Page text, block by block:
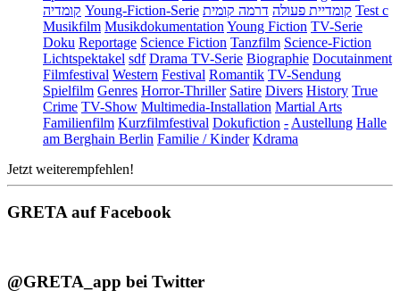
קומדיה Young-Fiction-Serie קומדיית פעולה דרמה קומית
Test c
Musikfilm Musikdokumentation Young Fiction TV-Serie
Doku Reportage Science Fiction Tanzfilm Science-Fiction
Lichtspektakel sdf Drama TV-Serie Biographie Docutainment
Filmfestival Western Festival Romantik TV-Sendung
Spielfilm Genres Horror-Thriller Satire Divers History True
Crime TV-Show Multimedia-Installation Martial Arts
Familienfilm Kurzfilmfestival Dokufiction - Austellung Halle
am Berghain Berlin Familie / Kinder Kdrama
Jetzt weiterempfehlen!
GRETA auf Facebook
@GRETA_app bei Twitter